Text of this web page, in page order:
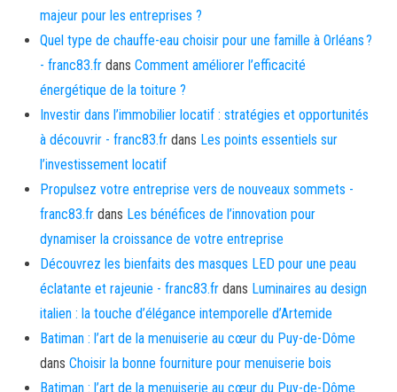
majeur pour les entreprises ?
Quel type de chauffe-eau choisir pour une famille à Orléans ?
- franc83.fr dans Comment améliorer l’efficacité
énergétique de la toiture ?
Investir dans l’immobilier locatif : stratégies et opportunités
à découvrir - franc83.fr dans Les points essentiels sur
l’investissement locatif
Propulsez votre entreprise vers de nouveaux sommets -
franc83.fr dans Les bénéfices de l’innovation pour
dynamiser la croissance de votre entreprise
Découvrez les bienfaits des masques LED pour une peau
éclatante et rajeunie - franc83.fr dans Luminaires au design
italien : la touche d’élégance intemporelle d’Artemide
Batiman : l’art de la menuiserie au cœur du Puy-de-Dôme
dans Choisir la bonne fourniture pour menuiserie bois
Batiman : l’art de la menuiserie au cœur du Puy-de-Dôme